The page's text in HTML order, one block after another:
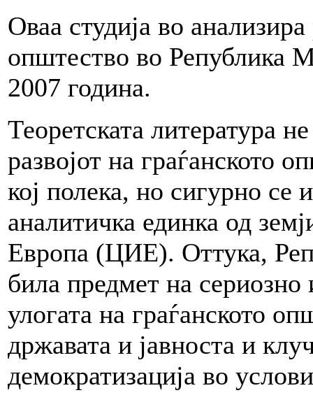
Оваа студија во анализира
општество во Република
2007 година.
Теоретската литература
развојот на граѓанското
кој полека, но сигурно се
аналитичка единка од
Европа (ЦИЕ). Оттука,
била предмет на
улогата на граѓанското
државата и јавноста и
демократизација во